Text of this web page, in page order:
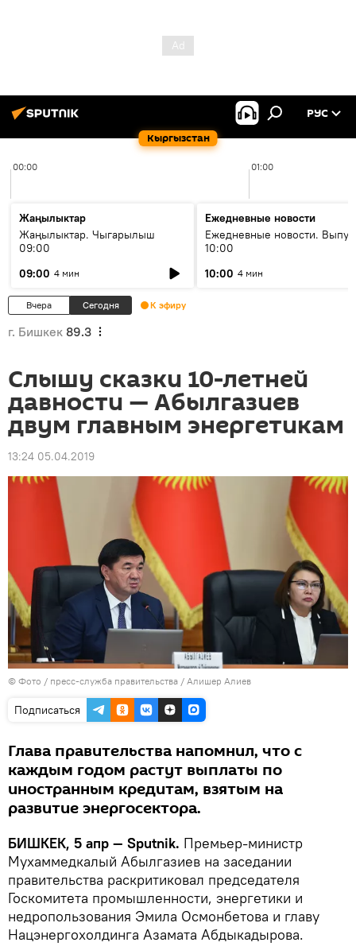
Кыргызстан
РУС
00:00 01:00
Жаңылыктар
Жаңылыктар. Чыгарылыш
09:00
09:00 4 мин
Ежедневные новости
Ежедневные новости.
10:00
10:00 4 мин
Вчера Сегодня К эфиру
г. Бишкек 89.3
Слышу сказки 10-летней
давности — Абылгазиев
двум главным энергетикам
13:24 05.04.2019
© Фото / пресс-служба правительства / Алишер Алиев
Подписаться
Глава правительства напомнил, что с
каждым годом растут выплаты по
иностранным кредитам, взятым на
развитие энергосектора.
БИШКЕК, 5 апр — Sputnik. Премьер-министр
Мухаммедкалый Абылгазиев на заседании
правительства раскритиковал председателя
Госкомитета промышленности, энергетики и
недропользования Эмила Осмонбетова и главу
Нацэнергохолдинга Азамата Абдыкадырова.